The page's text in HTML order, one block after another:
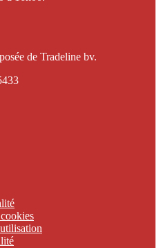
de Tradeline bv.